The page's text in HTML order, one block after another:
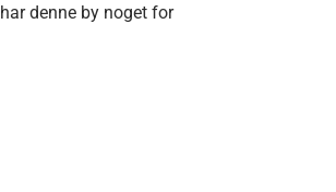
denne by noget for